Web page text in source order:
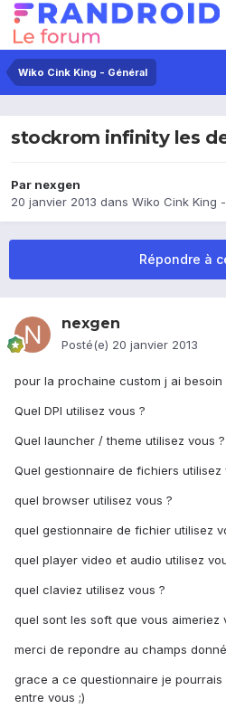
Wiko Cink King - Général
stockrom infinity les
Par nexgen
20 janvier 2013 dans Wiko Cink King
Répondre à
nexgen
Posté(e) 20 janvier 2013
pour la prochaine custom j ai besoin
Quel DPI utilisez vous ?
Quel launcher / theme utilisez vous ?
Quel gestionnaire de fichiers utilisez
quel browser utilisez vous ?
quel gestionnaire de fichier utilisez
quel player video et audio utilisez
quel claviez utilisez vous ?
quel sont les soft que vous aimeriez
merci de repondre au champs
grace a ce questionnaire je pourrais
entre vous ;)